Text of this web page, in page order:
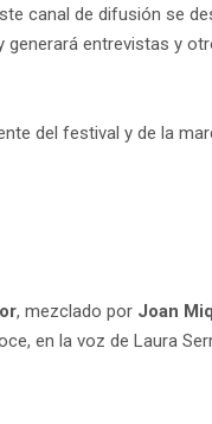
canal de difusión se
entrevistas y
del festival y de la
, mezclado por Joan
en la voz de Laura